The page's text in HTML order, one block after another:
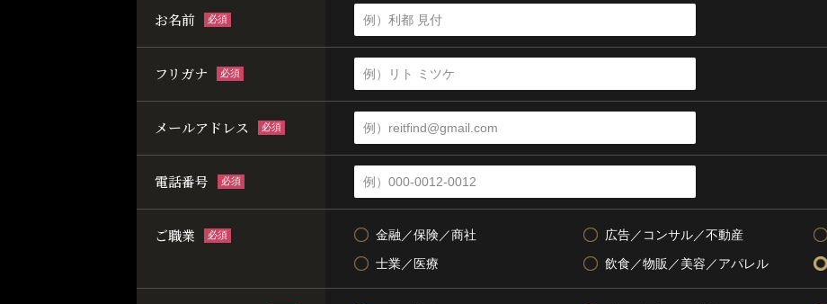
お名前 必須
フリガナ 必須
メールアドレス 必須
電話番号 必須
ご職業 必須 金融／保険／商社 広告／コンサル／不動産
士業／医療
飲食／物販／美容／アパレル